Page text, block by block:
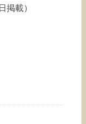
載）